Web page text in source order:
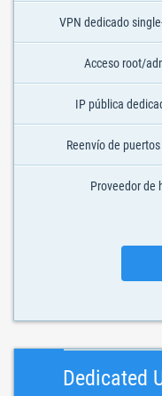
VPN dedicado
Acceso root/
IP pública
Reenvío de
Proveedor de
Dedicated